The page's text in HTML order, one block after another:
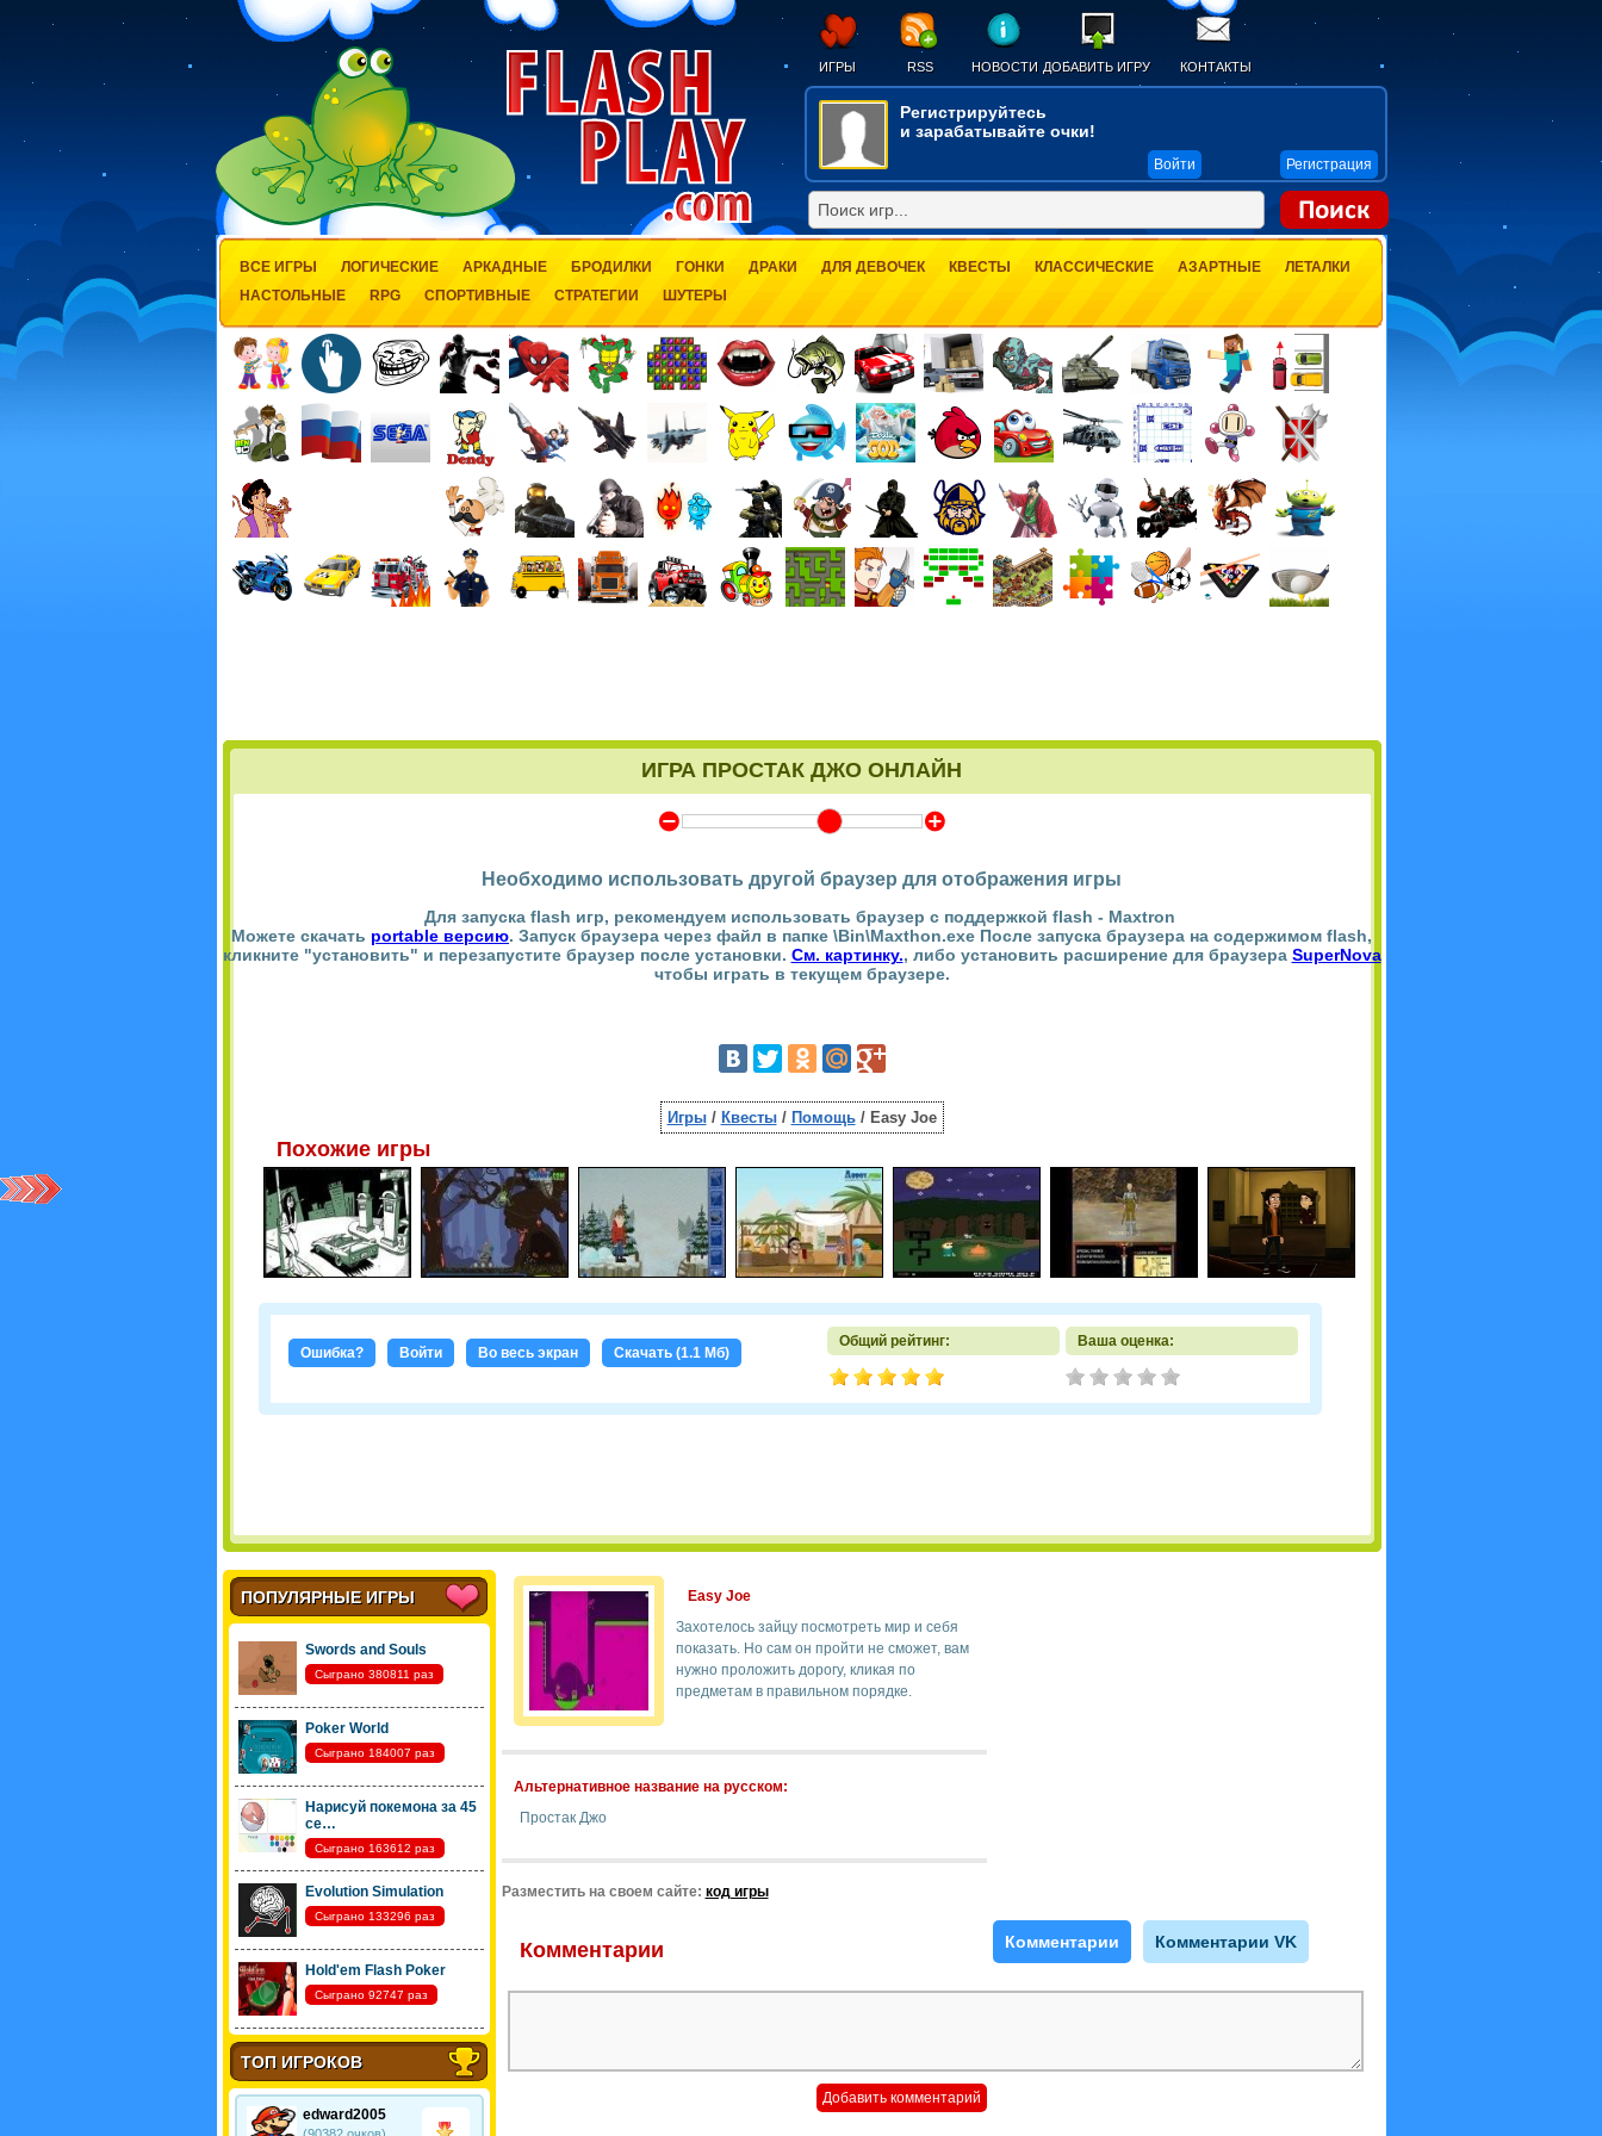
ИГРЫ RSS НОВОСТИ ДОБАВИТЬ ИГРУ КОНТАКТЫ
Регистрируйтесь
и зарабатывайте очки!
Войти Регистрация
ВСЕ ИГРЫ ЛОГИЧЕСКИЕ АРКАДНЫЕ БРОДИЛКИ ГОНКИ ДРАКИ ДЛЯ ДЕВОЧЕК КВЕСТЫ КЛАССИЧЕСКИЕ АЗАРТНЫЕ
ЛЕТАЛКИ
НАСТОЛЬНЫЕ
RPG СПОРТИВНЫЕ СТРАТЕГИИ ШУТЕРЫ
ИГРА ПРОСТАК ДЖО ОНЛАЙН
Y Z
Необходимо использовать другой браузер для отображения игры
Для запуска flash игр, рекомендуем использовать браузер с поддержкой flash - Maxtron
Можете скачать portable версию. Запуск браузера через файл в папке \Bin\Maxthon.exe После запуска браузера на содержимом flash,
кликните "установить" и перезапустите браузер после установки. См. картинку., либо установить расширение для браузера SuperNova
чтобы играть в текущем браузере.
Игры/ Квесты/ Помощь/ Easy Joe
Похожие игры
Ошибка? Войти Во весь экран Скачать (1.1 Мб)
Общий рейтинг: Ваша оценка:
ПОПУЛЯРНЫЕ ИГРЫ
Swords and Souls
Сыграно 380811 раз
Poker World
Сыграно 184007 раз
Нарисуй покемона за 45
се…
Сыграно 163612 раз
Evolution Simulation
Сыграно 133296 раз
Hold'em Flash Poker
Сыграно 92747 раз
ТОП ИГРОКОВ
edward2005
Easy Joe
Захотелось зайцу посмотреть мир и себя
показать. Но сам он пройти не сможет, вам
нужно проложить дорогу, кликая по
предметам в правильном порядке.
Альтернативное название на русском:
Простак Джо
Разместить на своем сайте: код игры
Комментарии Комментарии Комментарии VK